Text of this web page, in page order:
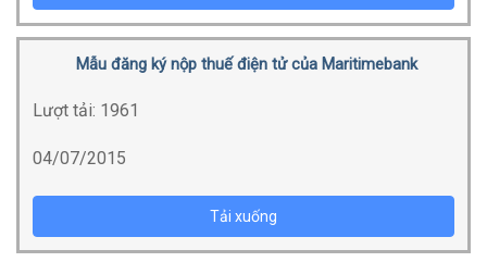
Mẫu đăng ký nộp thuế điện tử của Maritimebank
Lượt tải: 1961
04/07/2015
Tải xuống